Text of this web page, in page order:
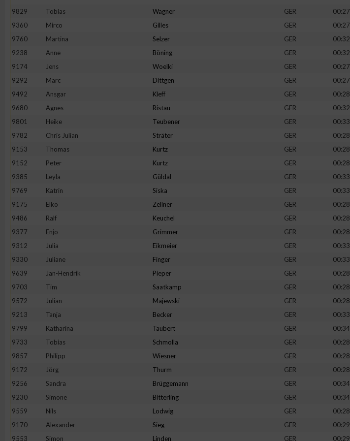
9829
Tobias Wagner GER
9360
Mirco Gilles GER
9760
Martina Selzer GER
9238
Anne Böning GER
9174
Jens Woelki GER
9292
Marc Dittgen GER
9492
Ansgar Kleff GER
9680
Agnes Ristau GER
9801
Heike Teubener GER
9782
Chris Julian Sträter GER
9153
Thomas Kurtz GER
9152
Peter Kurtz GER
9385
Leyla Güldal GER
9769
Katrin Siska GER
9175
Elko Zellner GER
9486
Ralf Keuchel GER
9377
Enjo Grimmer GER
9312
Julia Eikmeier GER
9330
Juliane Finger GER
9639
Jan-Hendrik Pieper GER
9703
Tim Saatkamp GER
9572
Julian Majewski GER
9213
Tanja Becker GER
9799
Katharina Taubert GER
9733
Tobias Schmolla GER
9857
Philipp Wiesner GER
9172
Jörg Thurm GER
9256
Sandra Brüggemann GER
9230
Simone Bitterling GER
9559
Nils Lodwig GER
9170
Alexander Sieg GER
9553
Simon Linden GER
Verwendung von Profilen zur Auswahl personalisierter Inhalte
Messung der Werbeleistung
Messung der Performance von Inhalten
Analyse von Zielgruppen durch Statistiken oder Kombinationen von Daten aus
verschiedenen Quellen
Verwendung reduzierter Daten zur Auswahl von Inhalten
Verwendung genauer Standortdaten
Geräte anhand von aktiv angeforderten Informationen identifizieren
Notwendig
Performance
Werbung